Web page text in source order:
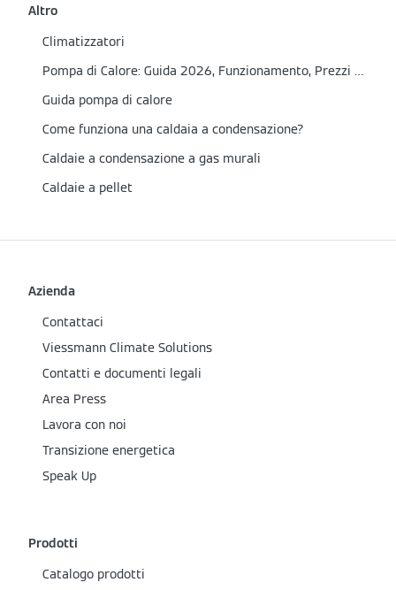
Altro
Climatizzatori
Pompa di Calore: Guida 2026, Funzionamento, Prezzi e Incentivi
Guida pompa di calore
Come funziona una caldaia a condensazione?
Caldaie a condensazione a gas murali
Caldaie a pellet
Azienda
Contattaci
Viessmann Climate Solutions
Contatti e documenti legali
Area Press
Lavora con noi
Transizione energetica
Speak Up
Prodotti
Catalogo prodotti